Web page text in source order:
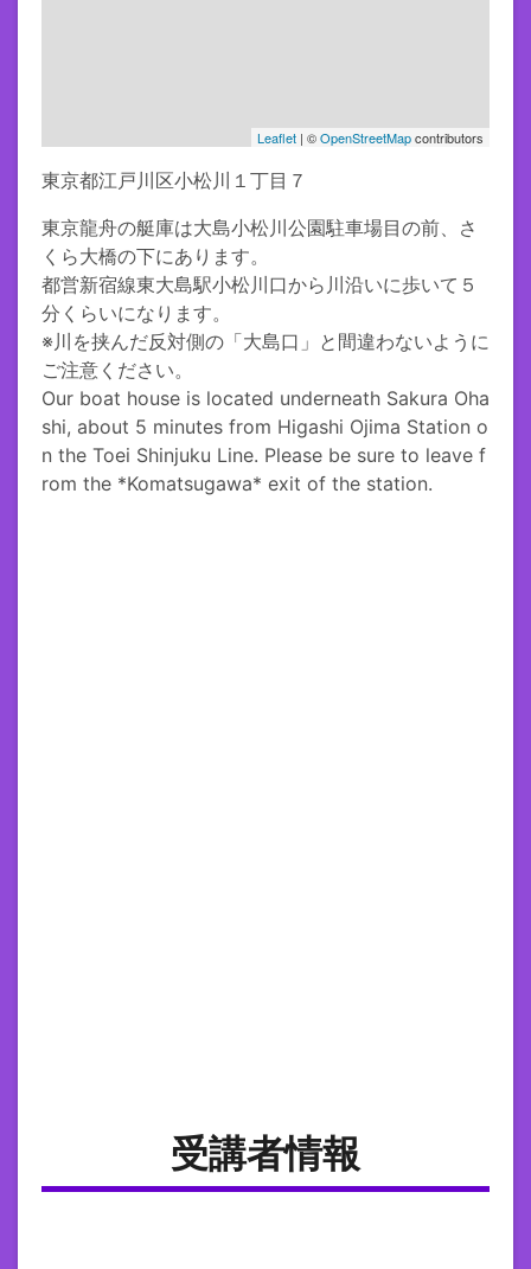
Leaflet | ©OpenStreetMapcontributors
東京都江戸川区小松川１丁目７
東京龍舟の艇庫は大島小松川公園駐車場目の前、さ
くら大橋の下にあります。
都営新宿線東大島駅小松川口から川沿いに歩いて５
分くらいになります。
※川を挟んだ反対側の「大島口」と間違わないように
ご注意ください。
Our boat house is located underneath Sakura Oha
shi, about 5 minutes from Higashi Ojima Station o
n the Toei Shinjuku Line. Please be sure to leave f
rom the *Komatsugawa* exit of the station.
受講者情報